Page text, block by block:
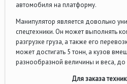
автомобиля на платформу.
Манипулятор является довольно
спецтехники. Он может выполнять
разгрузке груза, а также его
может достигать 5 тонн, а кузов
разнообразной величины и веса, до
Для заказа